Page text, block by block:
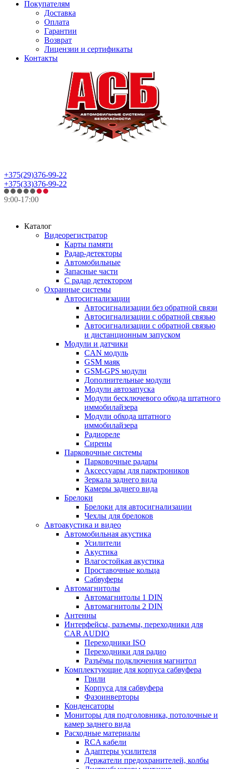
Покупателям
Доставка
Оплата
Гарантии
Возврат
Лицензии и сертификаты
Контакты
+375(29)376-99-22
+375(33)376-99-22
9:00-17:00
Каталог
Видеорегистратор
Карты памяти
Радар-детекторы
Автомобильные
Запасные части
С радар детектором
Охранные системы
Автосигнализации
Автосигнализации без обратной связи
Автосигнализации с обратной связью
Автосигнализации с обратной связью
и дистанционным запуском
Модули и датчики
CAN модуль
GSM маяк
GSM-GPS модули
Дополнительные модули
Модули автозапуска
Модули бесключевого обхода штатного
иммобилайзера
Модули обхода штатного
иммобилайзера
Радиореле
Сирены
Парковочные системы
Парковочные радары
Аксессуары для парктроников
Зеркала заднего вида
Камеры заднего вида
Брелоки
Брелоки для автосигнализации
Чехлы для брелоков
Автоакустика и видео
Автомобильная акустика
Усилители
Акустика
Влагостойкая акустика
Проставочные кольца
Сабвуферы
Автомагнитолы
Автомагнитолы 1 DIN
Автомагнитолы 2 DIN
Антенны
Интерфейсы, разъемы, переходники для
CAR AUDIO
Переходники ISO
Переходники для радио
Разъёмы подключения магнитол
Комплектующие для корпуса сабвуфера
Грили
Корпуса для сабвуфера
Фазоинверторы
Конденсаторы
Мониторы для подголовника, потолочные и
камер заднего вида
Расходные материалы
RCA кабели
Адаптеры усилителя
Держатели предохранителей, колбы